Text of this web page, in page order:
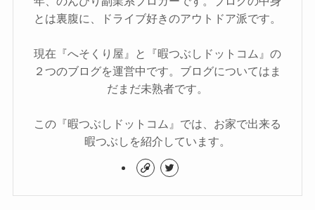
とは裏腹に、ドライブ好きのアウトドア派です。
現在『へそくり屋』と『暇つぶしドットコム』の
２つのブログを運営中です。ブログについてはま
だまだ未熟者です。
この『暇つぶしドットコム』では、お家で出来る
暇つぶしを紹介しています。